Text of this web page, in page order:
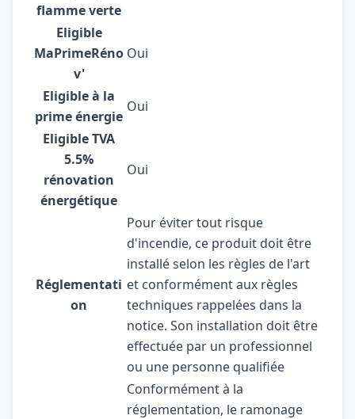
flamme verte
Eligible
MaPrimeRéno
v'
Oui
Eligible à la
prime énergie
Oui
Eligible TVA
5.5%
rénovation
énergétique
Oui
Réglementati
on
Pour éviter tout risque
d'incendie, ce produit doit être
installé selon les règles de l'art
et conformément aux règles
techniques rappelées dans la
notice. Son installation doit être
effectuée par un professionnel
ou une personne qualifiée
Conformément à la
réglementation, le ramonage